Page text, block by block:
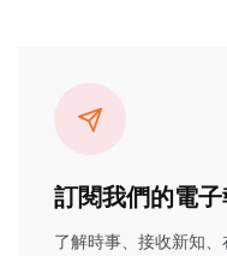
訂閱我們的電子
了解時事、接收新知、